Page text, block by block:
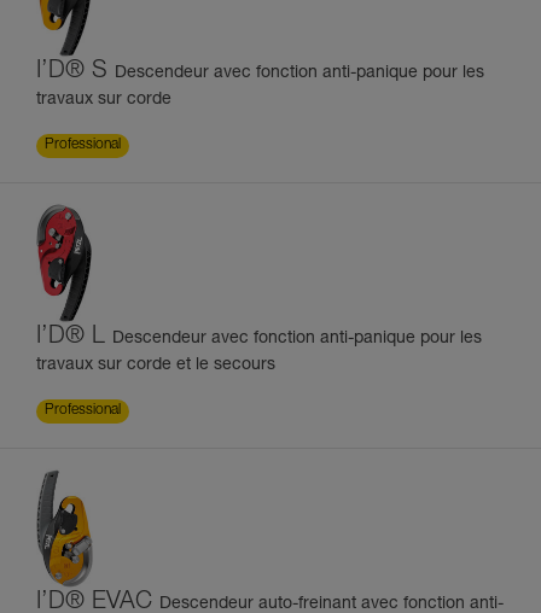
I’D® S Descendeur avec fonction anti-panique pour les
travaux sur corde
Professional
I’D® L Descendeur avec fonction anti-panique pour les
travaux sur corde et le secours
Professional
I’D® EVAC Descendeur auto-freinant avec fonction anti-